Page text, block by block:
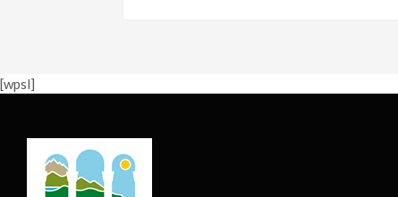
[wpsl]